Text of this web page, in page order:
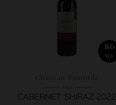
86
WS
CABERNET SHIRAZ 2022